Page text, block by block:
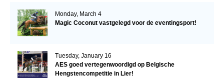
Monday, March 4
Magic Coconut vastgelegd voor de eventingsport!
Tuesday, January 16
AES goed vertegenwoordigd op Belgische
Hengstencompetitie in Lier!